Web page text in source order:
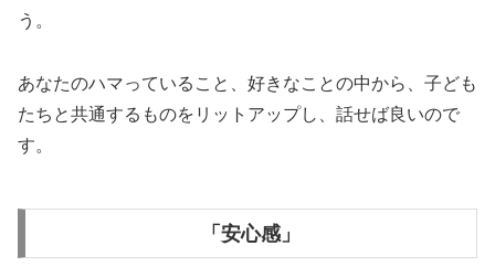
う。
あなたのハマっていること、好きなことの中から、子ども
たちと共通するものをリットアップし、話せば良いので
す。
「安心感」